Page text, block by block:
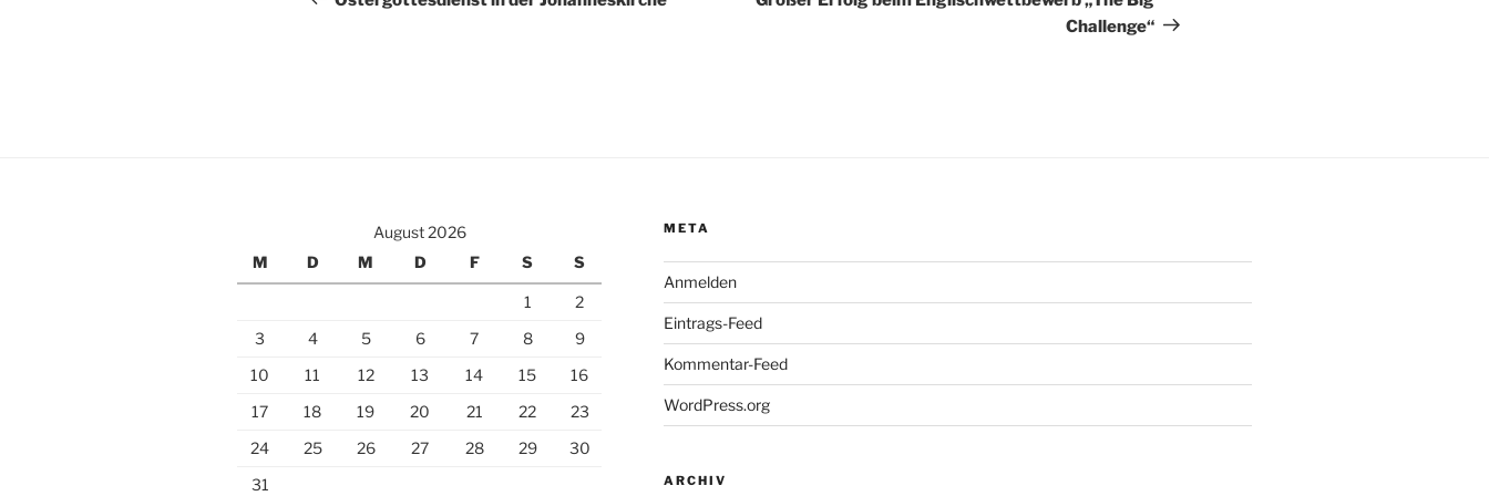
Challenge“
August 2026
M
D M D F S S
1
2
3
4 5 6 7 8
9
10
11 12 13 14 15
16
17
18 19 20 21 22
23
24
25 26 27 28 29
30
31
META
Anmelden
Eintrags-Feed
Kommentar-Feed
WordPress.org
ARCHIV